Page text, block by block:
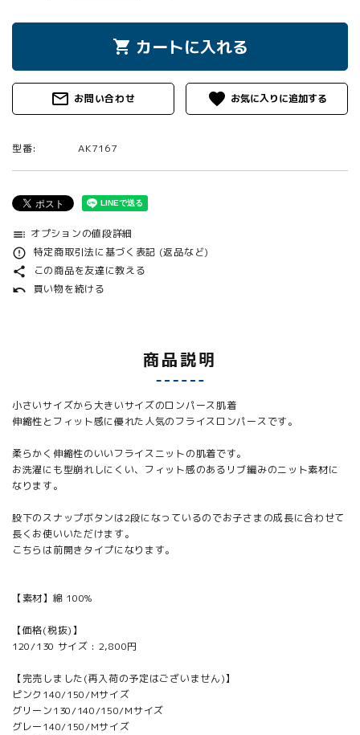
shopping_cart カートに入れる
mail_outline お問い合わせ favorite
型番: AK7167
toc オプションの値段詳細
error_outline 特定商取引法に基づく表記 (返品など)
share この商品を友達に教える
undo 買い物を続ける
商品説明
小さいサイズから大きいサイズのロンパース肌着
伸縮性とフィット感に優れた人気のフライスロンパースです。
柔らかく伸縮性のいいフライスニットの肌着です。
お洗濯にも型崩れしにくい、フィット感のあるリブ編みのニット素材に
なります。
股下のスナップボタンは2段になっているのでお子さまの成長に合わせて
長くお使いいただけます。
こちらは前開きタイプになります。
【素材】綿 100%
【価格(税抜)】
120/130 サイズ : 2,800円
【完売しました(再入荷の予定はございません)】
ピンク140/150/Mサイズ
グリーン130/140/150/Mサイズ
グレー140/150/Mサイズ